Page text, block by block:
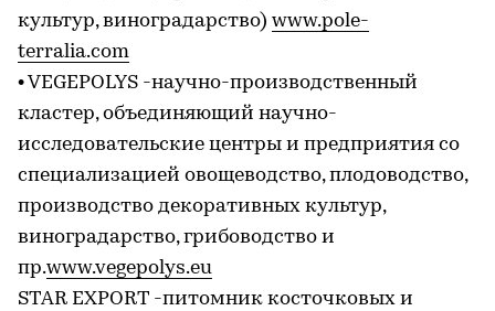
культур, виноградарство) www.pole-
terralia.com
• VEGEPOLYS -научно-производственный
кластер, объединяющий научно-
исследовательские центры и предприятия со
специализацией овощеводство, плодоводство,
производство декоративных культур,
виноградарство, грибоводство и
пр.www.vegepolys.eu
STAR EXPORT -питомник косточковых и